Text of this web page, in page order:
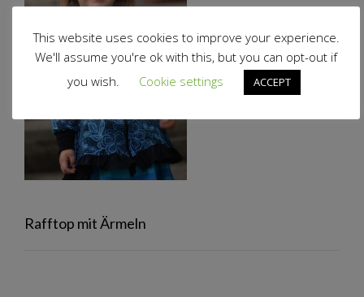
Rafftop mit Ärmeln
This website uses cookies to improve your experience.
We'll assume you're ok with this, but you can opt-out if
you wish.
Cookie settings ACCEPT